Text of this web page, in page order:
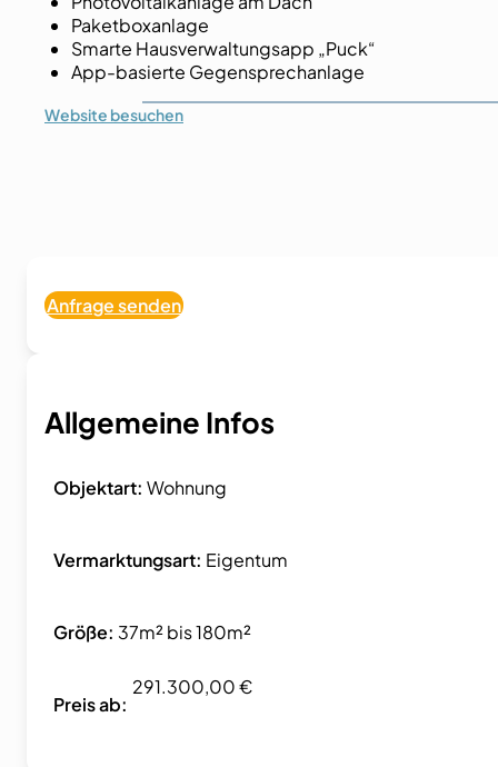
Paketboxanlage
Smarte Hausverwaltungsapp „Puck“
App-basierte Gegensprechanlage
Website besuchen
Anfrage senden
Allgemeine Infos
Objektart: Wohnung
Vermarktungsart: Eigentum
Größe: 37m² bis 180m²
Preis ab:
291.300,00 €